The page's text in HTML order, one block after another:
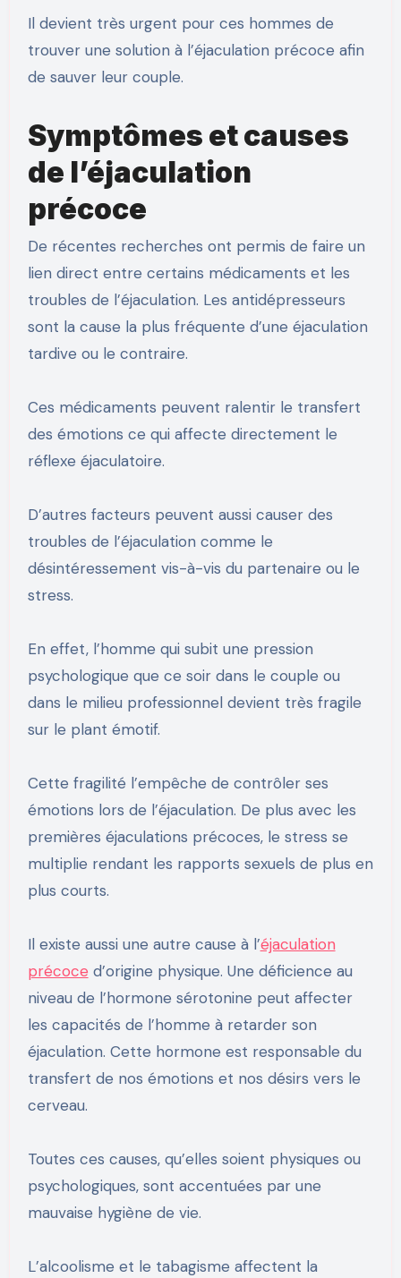
Il devient très urgent pour ces hommes de
trouver une solution à l’éjaculation précoce afin
de sauver leur couple.
Symptômes et causes
de l’éjaculation
précoce
De récentes recherches ont permis de faire un
lien direct entre certains médicaments et les
troubles de l’éjaculation. Les antidépresseurs
sont la cause la plus fréquente d’une éjaculation
tardive ou le contraire.
Ces médicaments peuvent ralentir le transfert
des émotions ce qui affecte directement le
réflexe éjaculatoire.
D’autres facteurs peuvent aussi causer des
troubles de l’éjaculation comme le
désintéressement vis-à-vis du partenaire ou le
stress.
En effet, l’homme qui subit une pression
psychologique que ce soir dans le couple ou
dans le milieu professionnel devient très fragile
sur le plant émotif.
Cette fragilité l’empêche de contrôler ses
émotions lors de l’éjaculation. De plus avec les
premières éjaculations précoces, le stress se
multiplie rendant les rapports sexuels de plus en
plus courts.
Il existe aussi une autre cause à l’éjaculation
précoce d’origine physique. Une déficience au
niveau de l’hormone sérotonine peut affecter
les capacités de l’homme à retarder son
éjaculation. Cette hormone est responsable du
transfert de nos émotions et nos désirs vers le
cerveau.
Toutes ces causes, qu’elles soient physiques ou
psychologiques, sont accentuées par une
mauvaise hygiène de vie.
L’alcoolisme et le tabagisme affectent la